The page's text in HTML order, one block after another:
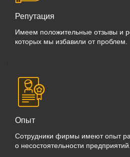
Репутация
Имеем положительные отзывы и
которых мы избавили от проблем.
Опыт
Сотрудники фирмы имеют опыт
о несостоятельности предприятий.